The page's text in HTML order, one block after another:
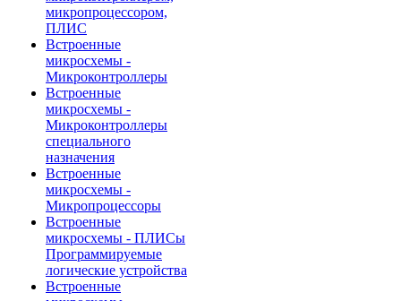
микропроцессором,
ПЛИС
Встроенные
микросхемы -
Микроконтроллеры
Встроенные
микросхемы -
Микроконтроллеры
специального
назначения
Встроенные
микросхемы -
Микропроцессоры
Встроенные
микросхемы - ПЛИСы
Программируемые
логические устройства
Встроенные